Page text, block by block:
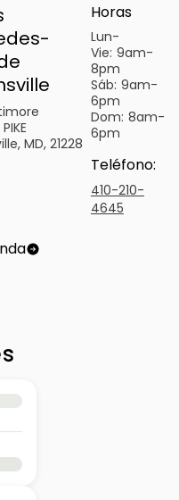
MD, 21228
Horas
Lun-
Vie: 9am-
8pm
Sáb: 9am-
6pm
Dom: 8am-
6pm
Teléfono:
410-210-
4645